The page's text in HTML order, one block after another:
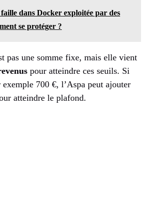
dans Docker exploitée par des
se protéger ?
pas une somme fixe, mais elle vient
pour atteindre ces seuils. Si
exemple 700 €, l’Aspa peut ajouter
atteindre le plafond.